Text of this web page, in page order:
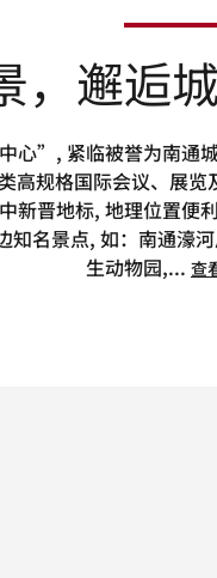
，邂逅
心”, 紧临被誉为南通
高规格国际会议、展
新晋地标, 地理位置便
知名景点, 如：南通濠
生动物园,... 查